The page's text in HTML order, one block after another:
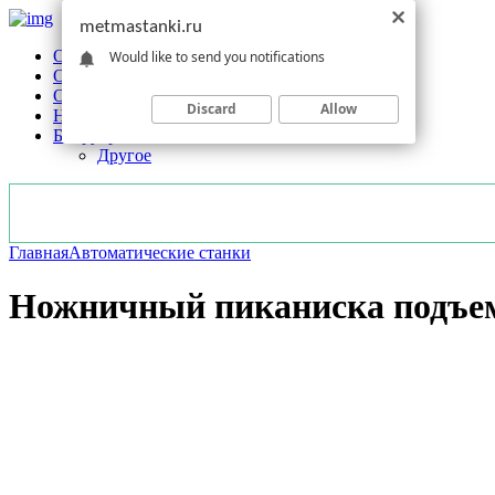
Обзоры станков
Оборудование
Обработка
Новости отрасли
Без рубрики
Другое
ГлавнаяАвтоматические станки
Ножничный пиканиска
metmastanki.ru
Would like to send you notifications
Discard Allow